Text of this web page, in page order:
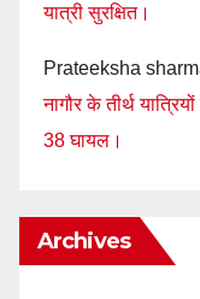
यात्री सुरक्षित।
Prateeksha
नागौर के तीर्थ
38 घायल।
Archives